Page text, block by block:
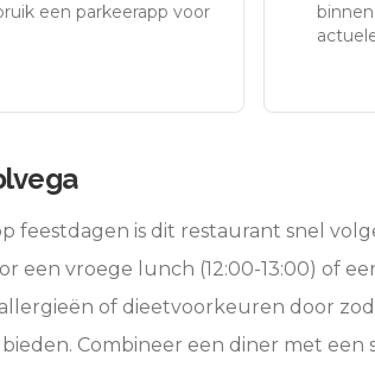
een parkeerapp voor
feestdagen is dit restaurant snel
een vroege lunch (12:00-13:00) of
of dieetvoorkeuren door
Combineer een diner met